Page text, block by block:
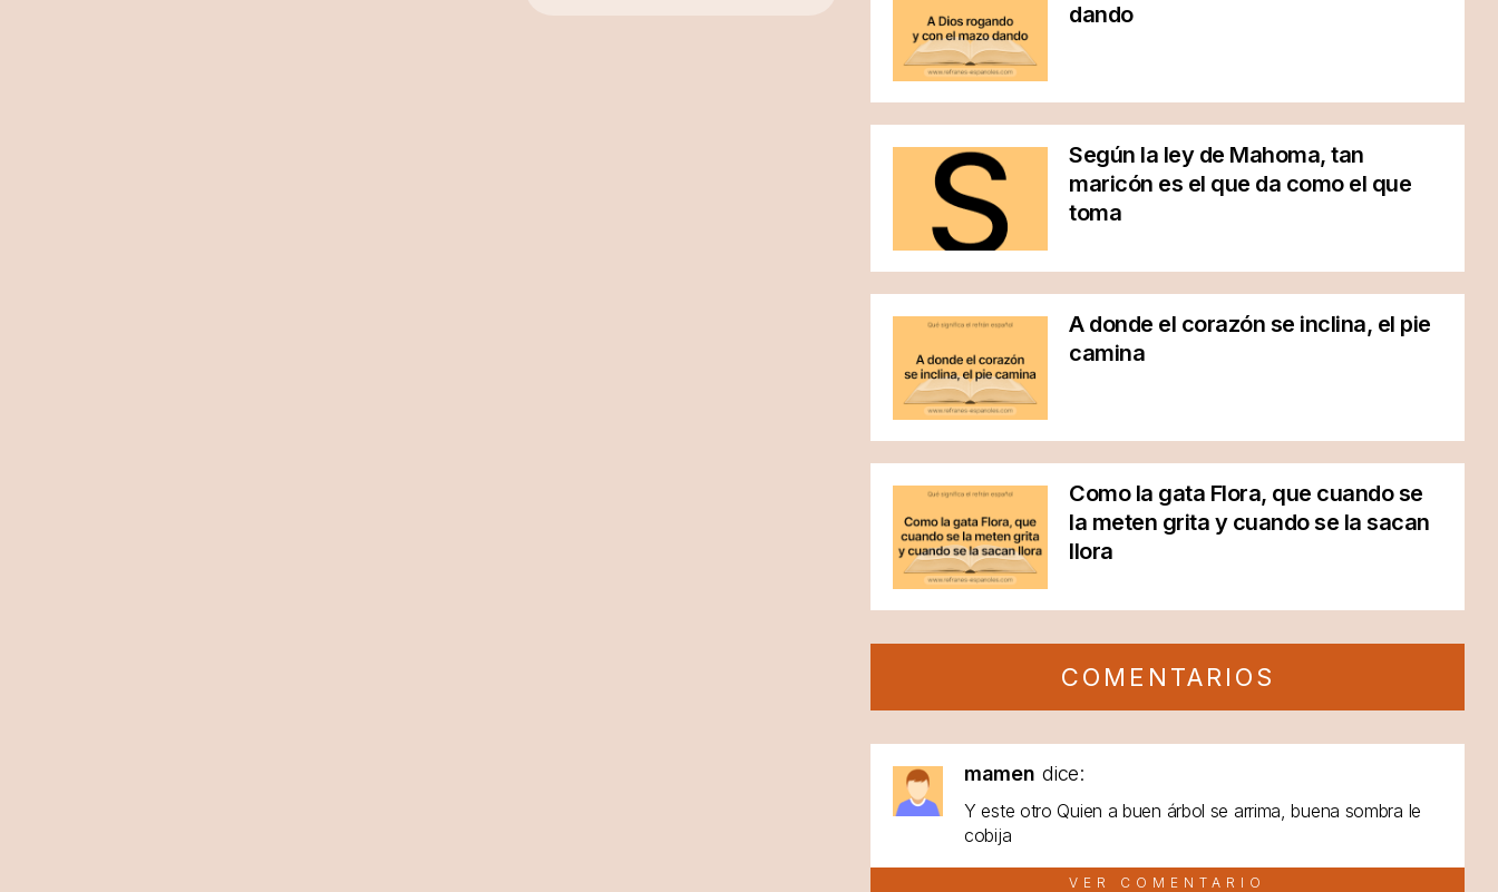
dando
Según la ley de Mahoma, tan
maricón es el que da como el que
toma
A donde el corazón se inclina, el pie
camina
Como la gata Flora, que cuando se
la meten grita y cuando se la sacan
llora
COMENTARIOS
mamen dice:
Y este otro Quien a buen árbol se arrima, buena sombra le
cobija
VER COMENTARIO